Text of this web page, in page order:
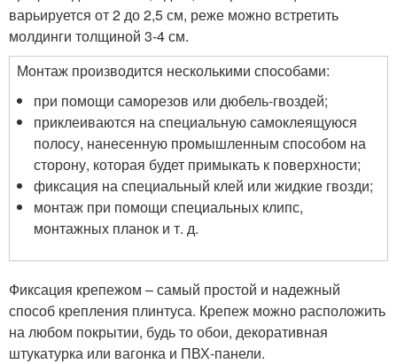
варьируется от 2 до 2,5 см, реже можно встретить
молдинги толщиной 3-4 см.
Монтаж производится несколькими способами:
при помощи саморезов или дюбель-гвоздей;
приклеиваются на специальную самоклеящуюся
полосу, нанесенную промышленным способом на
сторону, которая будет примыкать к поверхности;
фиксация на специальный клей или жидкие гвозди;
монтаж при помощи специальных клипс,
монтажных планок и т. д.
Фиксация крепежом – самый простой и надежный
способ крепления плинтуса. Крепеж можно расположить
на любом покрытии, будь то обои, декоративная
штукатурка или вагонка и ПВХ-панели.